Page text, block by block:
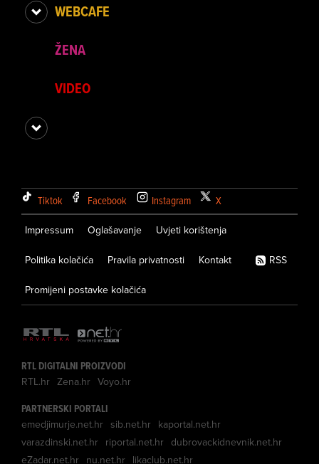
WEBCAFE
ŽENA
VIDEO
Tiktok Facebook Instagram X
Impressum Oglašavanje Uvjeti korištenja
Politika kolačića Pravila privatnosti Kontakt
Promijeni postavke kolačića
RSS
RTL DIGITALNI PROIZVODI
RTL.hr Zena.hr Voyo.hr
PARTNERSKI PORTALI
emedjimurje.net.hr sib.net.hr kaportal.net.hr
varazdinski.net.hr riportal.net.hr dubrovackidnevnik.net.hr
eZadar.net.hr nu.net.hr likaclub.net.hr